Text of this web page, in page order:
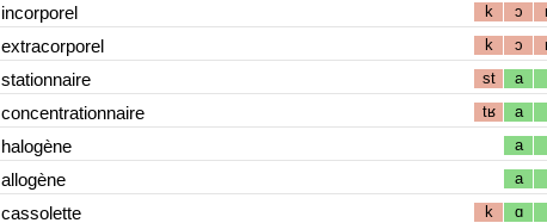
incorporel k ɔ
extracorporel k ɔ
stationnaire st a
concentrationnaire tʁ a
halogène a
allogène a
cassolette k ɑ